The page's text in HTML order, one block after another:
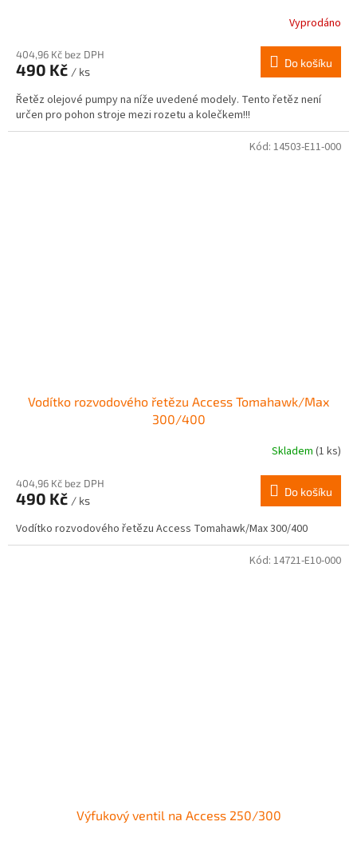
produktu
je
z
5
hvězdiček.
Vyprodáno
404,96 Kč bez DPH
490 Kč / ks
Do košíku
Řetěz olejové pumpy na níže uvedené modely. Tento řetěz není
určen pro pohon stroje mezi rozetu a kolečkem!!!
Vodítko rozvodového řetězu Access Tomahawk/Max
300/400
Skladem (1 ks)
404,96 Kč bez DPH
490 Kč / ks
Do košíku
Vodítko rozvodového řetězu Access Tomahawk/Max 300/400
Kód: 14503-E11-000
Výfukový ventil na Access 250/300
Kód: 14721-E10-000